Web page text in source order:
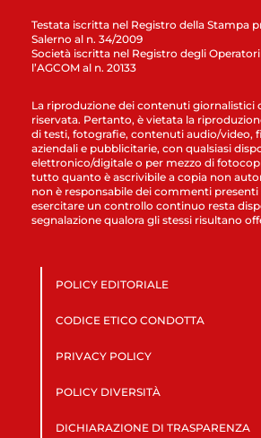
Testata iscritta nel Registro della Stampa
Salerno al n. 34/2009
Società iscritta nel Registro degli
l’AGCOM al n. 20133
La riproduzione dei contenuti giornalistici
riservata. Pertanto, è vietata la
di testi, fotografie, contenuti audio/video,
aziendali e pubblicitarie, con qualsiasi
elettronico/digitale o per mezzo di
tutto quanto è ascrivibile a copia non
non è responsabile dei commenti
esercitare un controllo continuo resta
segnalazione qualora gli stessi risultano
POLICY EDITORIALE
CODICE ETICO CONDOTTA
PRIVACY POLICY
POLICY DIVERSITÀ
DICHIARAZIONE DI TRASPARENZA